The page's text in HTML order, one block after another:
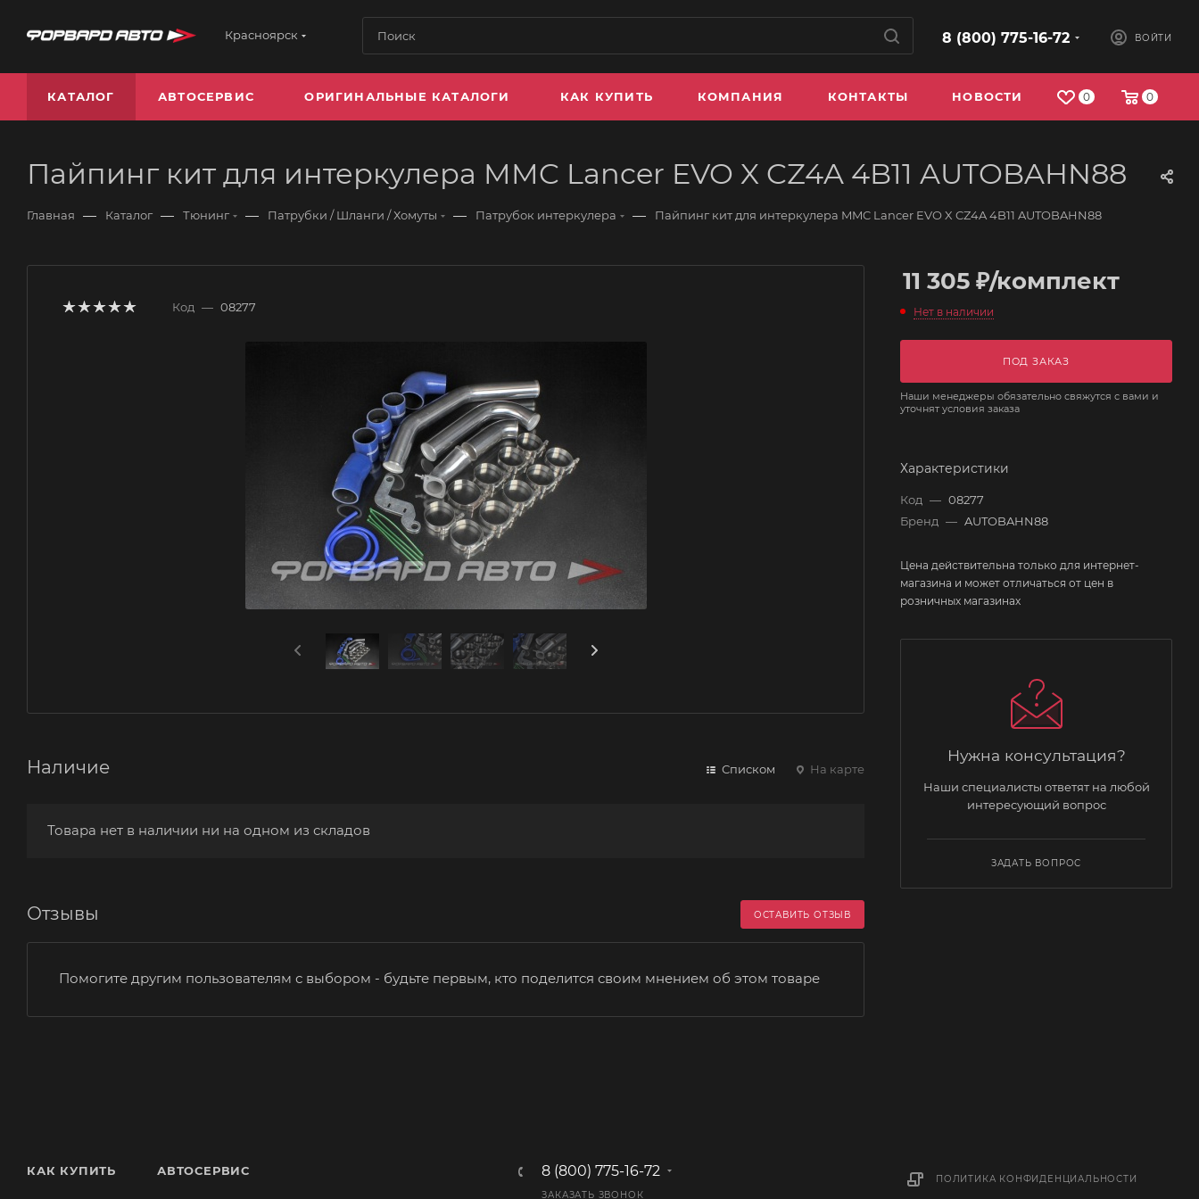
Красноярск 8 (800) 775-16-72 ВОЙТИ
0 0
КАТАЛОГ АВТОСЕРВИС ОРИГИНАЛЬНЫЕ КАТАЛОГИ КАК КУПИТЬ КОМПАНИЯ КОНТАКТЫ НОВОСТИ
Пайпинг кит для интеркулера MMC Lancer EVO X CZ4A 4B11 AUTOBAHN88
Главная — Каталог — Тюнинг — Патрубки / Шланги / Хомуты — Патрубок интеркулера — Пайпинг кит для интеркулера MMC Lancer EVO X CZ4A 4B11 AUTOBAHN88
Код — 08277
Наличие Списком На карте
Товара нет в наличии ни на одном из складов
Отзывы ОСТАВИТЬ ОТЗЫВ
Помогите другим пользователям с выбором - будьте первым, кто поделится своим мнением об этом товаре
11 305 ₽/комплект
Нет в наличии
ПОД ЗАКАЗ
Наши менеджеры обязательно свяжутся с вами и
уточнят условия заказа
Характеристики
Код — 08277
Бренд — AUTOBAHN88
Цена действительна только для интернет-
магазина и может отличаться от цен в
розничных магазинах
Нужна консультация?
Наши специалисты ответят на любой
интересующий вопрос
ЗАДАТЬ ВОПРОС
КАК КУПИТЬ АВТОСЕРВИС 8 (800) 775-16-72
ЗАКАЗАТЬ ЗВОНОК
ПОЛИТИКА КОНФИДЕНЦИАЛЬНОСТИ